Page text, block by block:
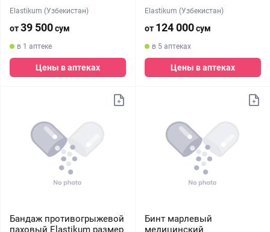
Elastikum (Узбекистан)
от39 500сум
в 1 аптеке
Цены в аптеках
Elastikum (Узбекистан)
от 124 000сум
в 5 аптеках
Цены в аптеках
Бандаж противогрыжевой
паховый Elastikum размер
Бинт марлевый
медицинский